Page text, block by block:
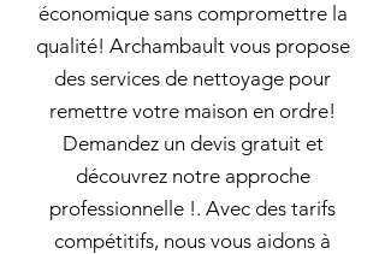
économique sans compromettre la
qualité! Archambault vous propose
des services de nettoyage pour
remettre votre maison en ordre!
Demandez un devis gratuit et
découvrez notre approche
professionnelle !. Avec des tarifs
compétitifs, nous vous aidons à